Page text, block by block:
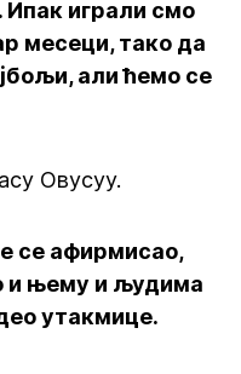
Ипак играли смо
месеци, тако да
али ћемо се
Овусуу.
се афирмисао,
и њему и људима
утакмице.